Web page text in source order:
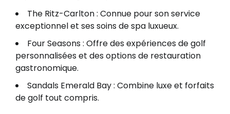
The Ritz-Carlton : Connue pour son service
exceptionnel et ses soins de spa luxueux.
Four Seasons : Offre des expériences de golf
personnalisées et des options de restauration
gastronomique.
Sandals Emerald Bay : Combine luxe et forfaits
de golf tout compris.